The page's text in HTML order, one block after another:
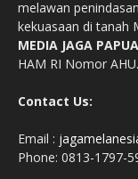
melawan
kekuasaan di tanah
MEDIA JAGA PAPUA
HAM RI Nomor
Contact Us:
Email :
Phone: 0813-1797-